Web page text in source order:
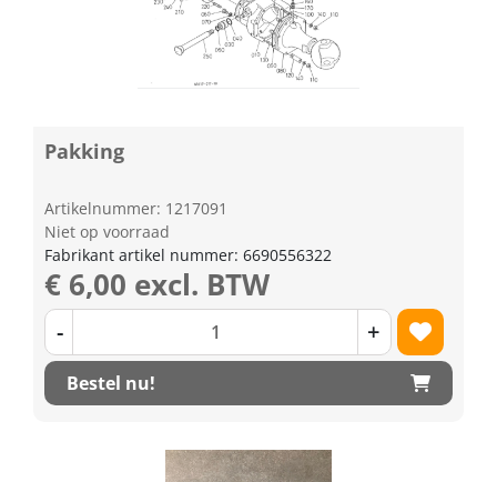
Pakking
Artikelnummer: 1217091
Niet op voorraad
Fabrikant artikel nummer: 6690556322
€ 6,00 excl. BTW
- +
Bestel nu!